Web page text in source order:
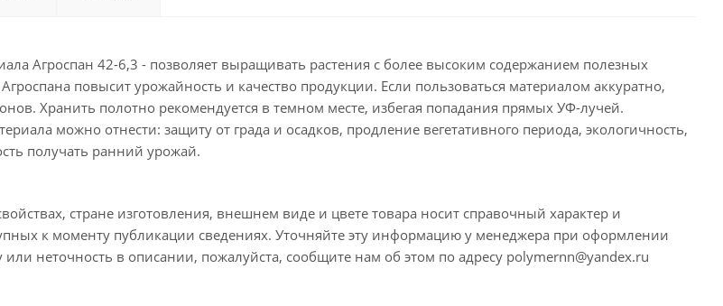
Агроспан 42-6,3 - позволяет выращивать растения с более высоким содержанием полезных
повысит урожайность и качество продукции. Если пользоваться материалом аккуратно,
Хранить полотно рекомендуется в темном месте, избегая попадания прямых УФ-лучей.
можно отнести: защиту от града и осадков, продление вегетативного периода, экологичность,
получать ранний урожай.
стране изготовления, внешнем виде и цвете товара носит справочный характер и
к моменту публикации сведениях. Уточняйте эту информацию у менеджера при оформлении
неточность в описании, пожалуйста, сообщите нам об этом по адресу polymernn@yandex.ru